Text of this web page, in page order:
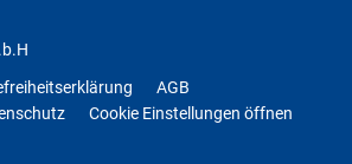
AGB
Cookie Einstellungen öffnen